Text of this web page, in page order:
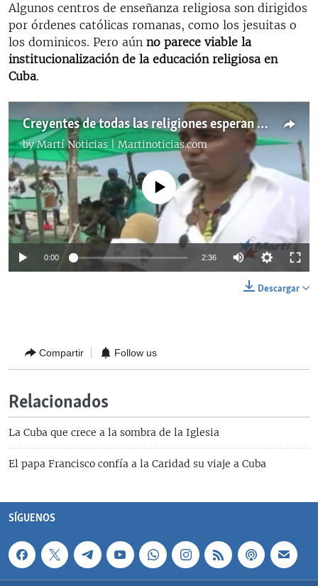
Algunos centros de enseñanza religiosa son dirigidos
por órdenes católicas romanas, como los jesuitas o
los dominicos. Pero aún no parece viable la
institucionalización de la educación religiosa en
Cuba.
Creyentes de todas las religiones esperan al Papa en Cuba
byMartí Noticias | Martinoticias.com
No media source currently available
0:00 2:36
Descargar
Compartir Follow us
Relacionados
La Cuba que crece a la sombra de la Iglesia
El papa Francisco confía a la Caridad su viaje a Cuba
SÍGUENOS